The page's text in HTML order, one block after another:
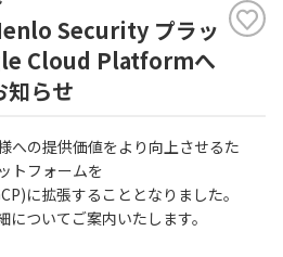
Security プラッ
Cloud Platformへ
知らせ
への提供価値をより向上させるた
トフォームを
に拡張することとなりました。
ついてご案内いたします。